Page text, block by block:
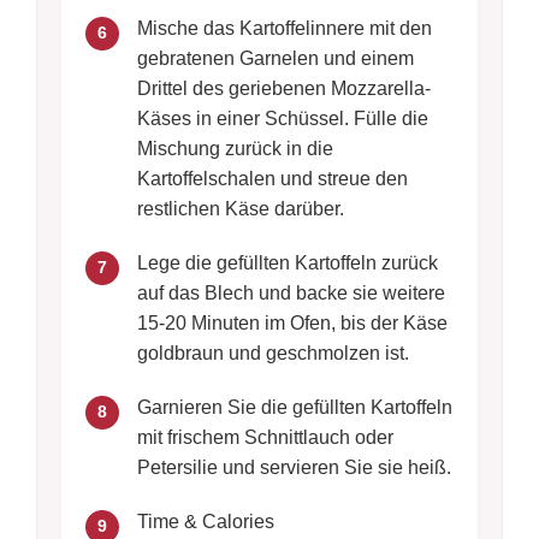
6
Mische das Kartoffelinnere mit den
gebratenen Garnelen und einem
Drittel des geriebenen Mozzarella-
Käses in einer Schüssel. Fülle die
Mischung zurück in die
Kartoffelschalen und streue den
restlichen Käse darüber.
7
Lege die gefüllten Kartoffeln zurück
auf das Blech und backe sie weitere
15-20 Minuten im Ofen, bis der Käse
goldbraun und geschmolzen ist.
8
Garnieren Sie die gefüllten Kartoffeln
mit frischem Schnittlauch oder
Petersilie und servieren Sie sie heiß.
9 Time & Calories